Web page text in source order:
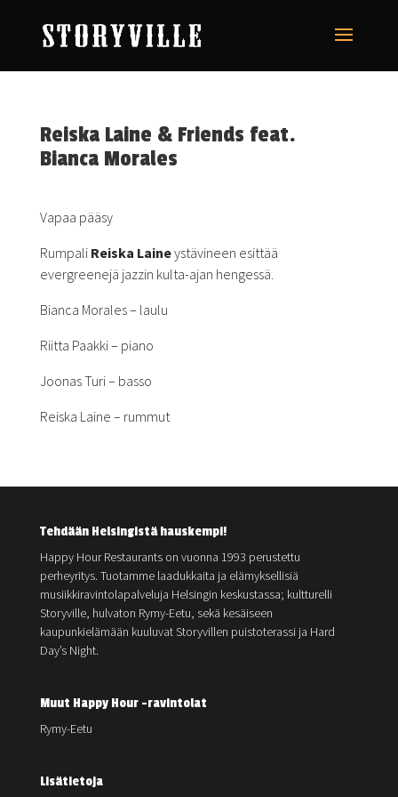
Reiska Laine & Friends feat.
Bianca Morales
Vapaa pääsy
Rumpali Reiska Laineystävineen esittää
evergreenejä jazzin kulta-ajan hengessä.
Bianca Morales – laulu
Riitta Paakki – piano
Joonas Turi – basso
Reiska Laine – rummut
Tehdään Helsingistä hauskempi!
Happy Hour Restaurants on vuonna 1993 perustettu
perheyritys. Tuotamme laadukkaita ja elämyksellisiä
musiikkiravintolapalveluja Helsingin keskustassa; kultturelli
Storyville, hulvaton Rymy-Eetu, sekä kesäiseen
kaupunkielämään kuuluvat Storyvillen puistoterassi ja Hard
Day’s Night.
Muut Happy Hour -ravintolat
Rymy-Eetu
Lisätietoja